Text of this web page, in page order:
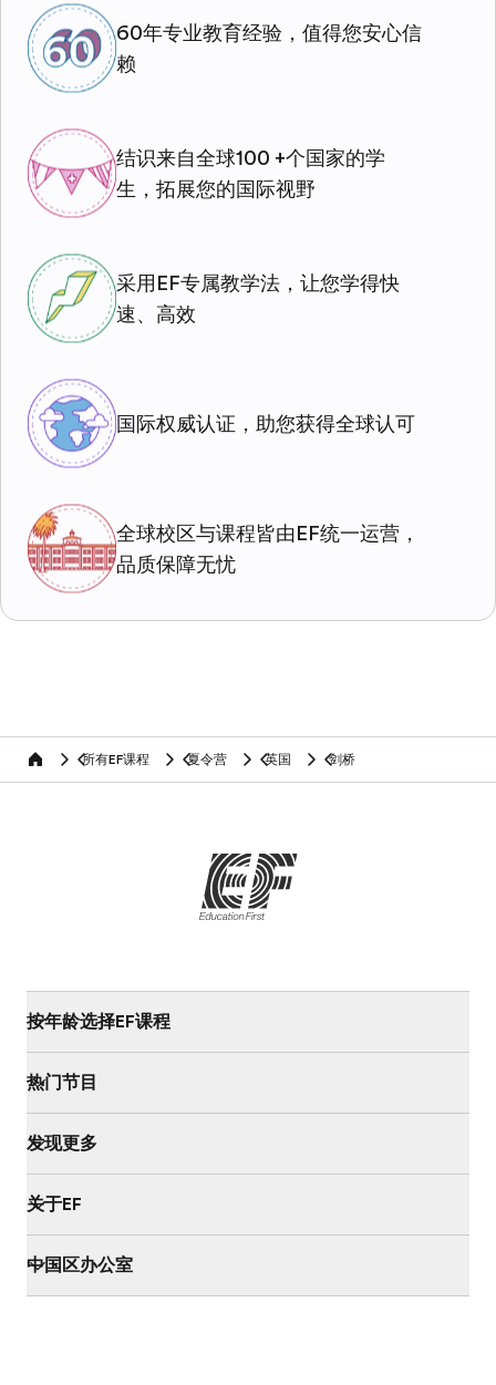
60年专业教育经验，值得您安心信
赖
结识来自全球100 +个国家的学
生，拓展您的国际视野
采用EF专属教学法，让您学得快
速、高效
国际权威认证，助您获得全球认可
全球校区与课程皆由EF统一运营，
品质保障无忧
home 所有EF课程 夏令营 英国 剑桥
按年龄选择EF课程
热门节目
发现更多
关于EF
中国区办公室